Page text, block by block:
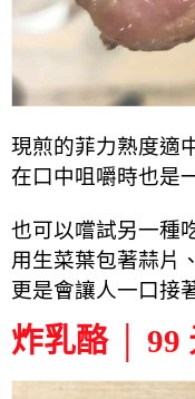
現煎的菲力熟度適
在口中咀嚼時也是
也可以嚐試另一種
用生菜葉包著蒜片
更是會讓人一口接
炸乳酪 │ 99